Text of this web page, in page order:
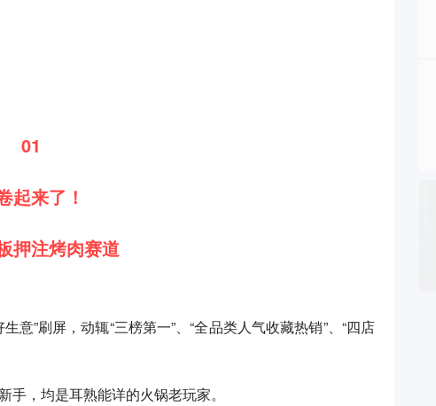
01
起来了！
押注烤肉赛道
意”刷屏，动辄“三榜第一”、“全品类人气收藏热销”、“四店
，均是耳熟能详的火锅老玩家。